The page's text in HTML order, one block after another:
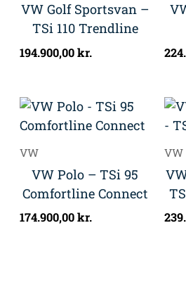
VW Golf Sportsvan –
TSi 110 Trendline
194.900,00kr.
VW
VW Polo – TSi 95
Comfortline Connect
174.900,00kr.
VW